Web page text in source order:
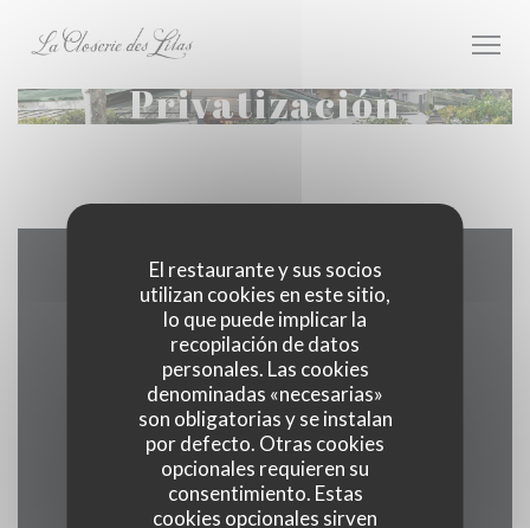
El restaurante y sus socios
utilizan cookies en este sitio,
lo que puede implicar la
recopilación de datos
personales. Las cookies
denominadas «necesarias»
son obligatorias y se instalan
por defecto. Otras cookies
opcionales requieren su
consentimiento. Estas
cookies opcionales sirven
Privatización
Mapa y Contacto
171 boulevard du Montparnasse 75006 Paris
01 40 51 34 50
Facebook ((abre en una nueva
Instagram ((abre en una